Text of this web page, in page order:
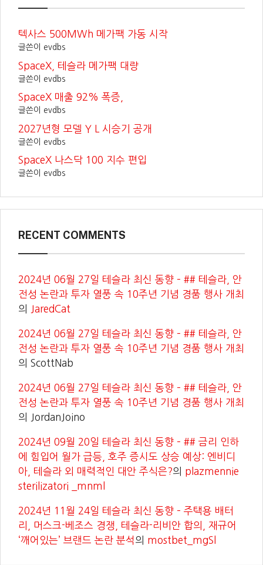
텍사스 500MWh 메가팩 가동 시작
글쓴이 evdbs
SpaceX, 테슬라 메가팩 대량
글쓴이 evdbs
SpaceX 매출 92% 폭증,
글쓴이 evdbs
2027년형 모델 Y L 시승기 공개
글쓴이 evdbs
SpaceX 나스닥 100 지수 편입
글쓴이 evdbs
RECENT COMMENTS
2024년 06월 27일 테슬라 최신 동향 – ## 테슬라, 안
전성 논란과 투자 열풍 속 10주년 기념 경품 행사 개최
의
JaredCat
2024년 06월 27일 테슬라 최신 동향 – ## 테슬라, 안
전성 논란과 투자 열풍 속 10주년 기념 경품 행사 개최
의 ScottNab
2024년 06월 27일 테슬라 최신 동향 – ## 테슬라, 안
전성 논란과 투자 열풍 속 10주년 기념 경품 행사 개최
의
JordanJoino
2024년 09월 20일 테슬라 최신 동향 – ## 금리 인하
에 힘입어 월가 급등, 호주 증시도 상승 예상: 엔비디
아, 테슬라 외 매력적인 대안 주식은?의 plazmennie
sterilizatori _mnml
2024년 11월 24일 테슬라 최신 동향 – 주택용 배터
리, 머스크-베조스 경쟁, 테슬라-리비안 합의, 재규어
‘깨어있는’ 브랜드 논란 분석의 mostbet_mgSl